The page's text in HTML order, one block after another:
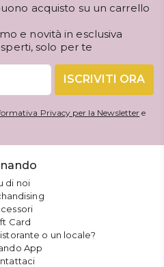
acquisto su un carrello
e novità in esclusiva
solo per te
ISCRIVITI ORA
Privacy per la Newsletter e
di noi
Card
o un locale?
App